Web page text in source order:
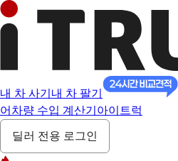
내 차 사기 내 차 팔기
어 차량 수입 계산기 아이트럭
딜러 전용 로그인